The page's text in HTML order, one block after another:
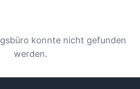
konnte nicht gefunden
werden.